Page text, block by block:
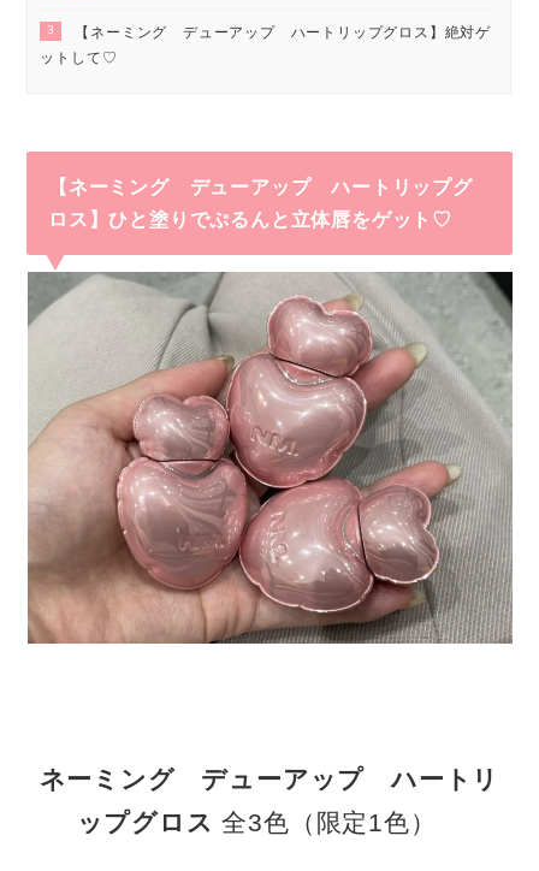
3
【ネーミング デューアップ ハートリップグロス】絶対ゲ
ットして♡
【 ネーミング デューアップ ハートリップグ
ロス 】ひと塗りでぷるんと立体唇をゲット♡
ネーミング デューアップ ハートリ
ップグロス 全3色（限定1色）